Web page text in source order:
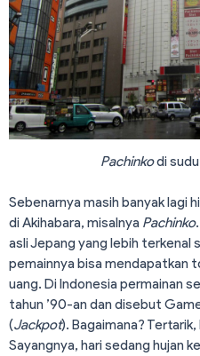
Pachinkodi
Sebenarnya masih banyak lagi
di Akihabara, misalnya Pachinko.
asli Jepang yang lebih terkenal
pemainnya bisa mendapatkan
uang. Di Indonesia permainan
tahun ’90-an dan disebut
(Jackpot). Bagaimana?
Sayangnya, hari sedang hujan